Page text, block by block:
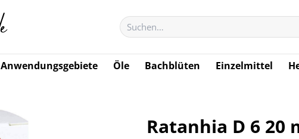
Suchen
nach:
Anwendungsgebiete Öle Bachblüten Einzelmittel
Ratanhia D 6 20